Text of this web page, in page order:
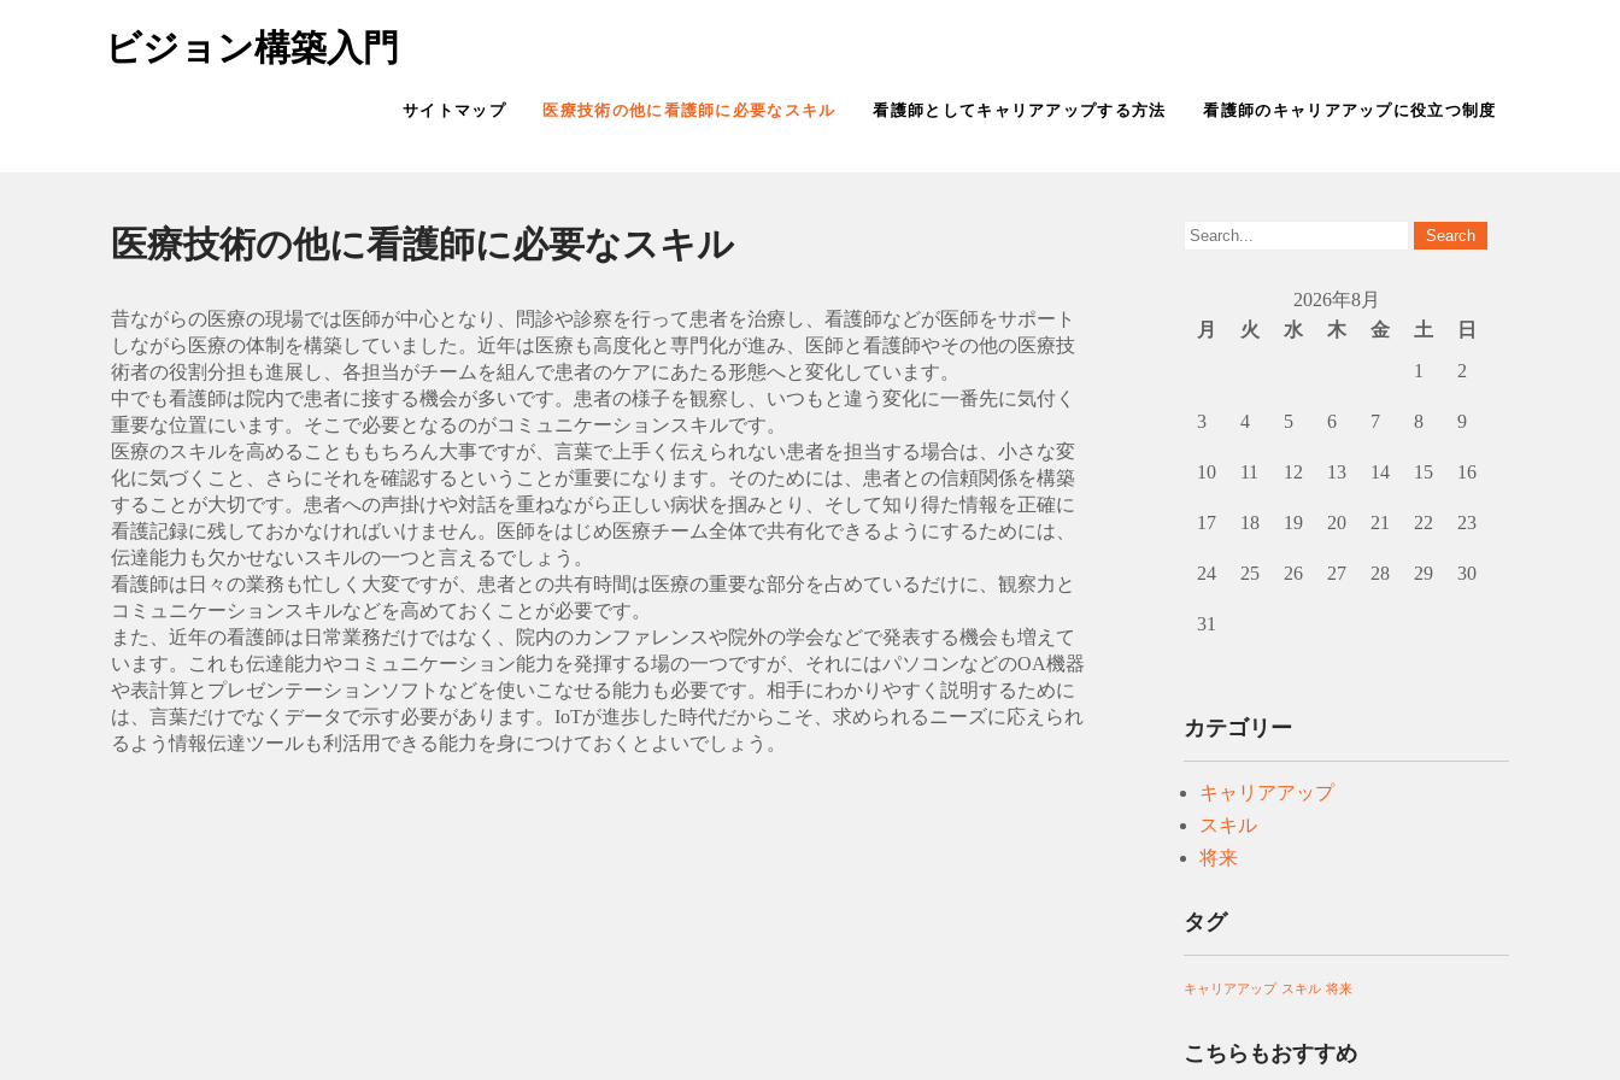
ビジョン構築入門
サイトマップ 医療技術の他に看護師に必要なスキル 看護師としてキャリアアップする方法 看護師のキャリアアップに役立つ制度
医療技術の他に看護師に必要なスキル
昔ながらの医療の現場では医師が中心となり、問診や診察を行って患者を治療し、看護師などが医師をサポート
しながら医療の体制を構築していました。近年は医療も高度化と専門化が進み、医師と看護師やその他の医療技
術者の役割分担も進展し、各担当がチームを組んで患者のケアにあたる形態へと変化しています。
中でも看護師は院内で患者に接する機会が多いです。患者の様子を観察し、いつもと違う変化に一番先に気付く
重要な位置にいます。そこで必要となるのがコミュニケーションスキルです。
医療のスキルを高めることももちろん大事ですが、言葉で上手く伝えられない患者を担当する場合は、小さな変
化に気づくこと、さらにそれを確認するということが重要になります。そのためには、患者との信頼関係を構築
することが大切です。患者への声掛けや対話を重ねながら正しい病状を掴みとり、そして知り得た情報を正確に
看護記録に残しておかなければいけません。医師をはじめ医療チーム全体で共有化できるようにするためには、
伝達能力も欠かせないスキルの一つと言えるでしょう。
看護師は日々の業務も忙しく大変ですが、患者との共有時間は医療の重要な部分を占めているだけに、観察力と
コミュニケーションスキルなどを高めておくことが必要です。
また、近年の看護師は日常業務だけではなく、院内のカンファレンスや院外の学会などで発表する機会も増えて
います。これも伝達能力やコミュニケーション能力を発揮する場の一つですが、それにはパソコンなどのOA機器
や表計算とプレゼンテーションソフトなどを使いこなせる能力も必要です。相手にわかりやすく説明するために
は、言葉だけでなくデータで示す必要があります。IoTが進歩した時代だからこそ、求められるニーズに応えられ
るよう情報伝達ツールも利活用できる能力を身につけておくとよいでしょう。
2026年8月
月
火 水 木 金 土
日
1
2
3 4 5 6 7 8 9
10 11 12 13 14 15 16
17 18 19 20 21 22 23
24 25 26 27 28 29 30
31
カテゴリー
キャリアアップ
スキル
将来
タグ
キャリアアップ スキル 将来
こちらもおすすめ